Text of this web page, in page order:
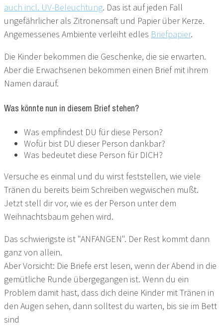
auch incl. UV-Beleuchtung. Das ist auf jeden Fall
ungefährlicher als Zitronensaft und Papier über Kerze.
Angemessenes Ambiente verleiht edles Briefpapier.
Die Kinder bekommen die Geschenke, die sie erwarten.
Aber die Erwachsenen bekommen einen Brief mit ihrem
Namen darauf.
Was könnte nun in diesem Brief stehen?
Was empfindest DU für diese Person?
Wofür bist DU dieser Person dankbar?
Was bedeutet diese Person für DICH?
Versuche es einmal und du wirst feststellen, wie viele
Tränen du bereits beim Schreiben wegwischen mußt.
Jetzt stell dir vor, wie es der Person unter dem
Weihnachtsbaum gehen wird.
Das schwierigste ist "ANFANGEN". Der Rest kommt dann
ganz von allein.
Aber Vorsicht: Die Briefe erst lesen, wenn der Abend in die
gemütliche Runde übergegangen ist. Wenn du ein
Problem damit hast, dass dich deine Kinder mit Tränen in
den Augen sehen, dann solltest du warten, bis sie im Bett
sind